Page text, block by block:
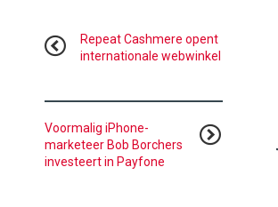
Repeat Cashmere opent
internationale webwinkel
Voormalig iPhone-
marketeer Bob Borchers
investeert in Payfone